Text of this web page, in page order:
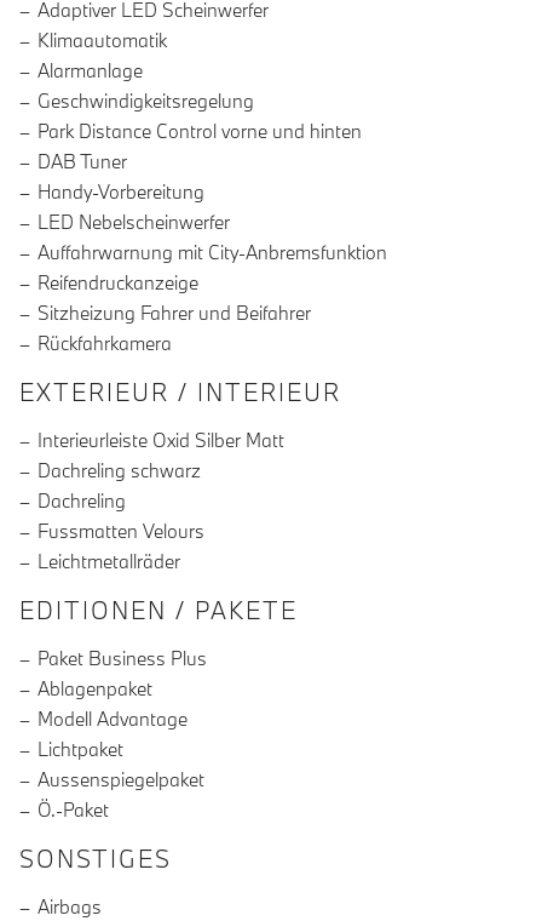
Adaptiver LED Scheinwerfer
Klimaautomatik
Alarmanlage
Geschwindigkeitsregelung
Park Distance Control vorne und hinten
DAB Tuner
Handy-Vorbereitung
LED Nebelscheinwerfer
Auffahrwarnung mit City-Anbremsfunktion
Reifendruckanzeige
Sitzheizung Fahrer und Beifahrer
Rückfahrkamera
EXTERIEUR / INTERIEUR
Interieurleiste Oxid Silber Matt
Dachreling schwarz
Dachreling
Fussmatten Velours
Leichtmetallräder
EDITIONEN / PAKETE
Paket Business Plus
Ablagenpaket
Modell Advantage
Lichtpaket
Aussenspiegelpaket
Ö.-Paket
SONSTIGES
Airbags